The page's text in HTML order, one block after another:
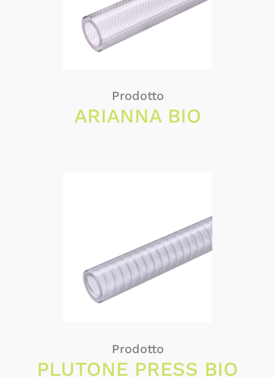
Prodotto
ARIANNA BIO
Prodotto
PLUTONE PRESS BIO